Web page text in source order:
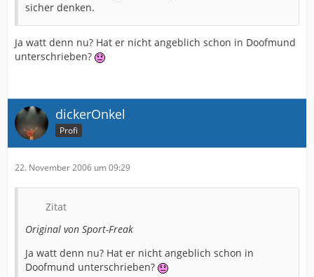
sicher denken.
Ja watt denn nu? Hat er nicht angeblich schon in Doofmund
unterschrieben?
dickerOnkel
Profi
22. November 2006 um 09:29
Zitat
Original von Sport-Freak
Ja watt denn nu? Hat er nicht angeblich schon in
Doofmund unterschrieben?